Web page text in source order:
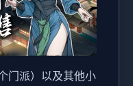
门派）以及其他小